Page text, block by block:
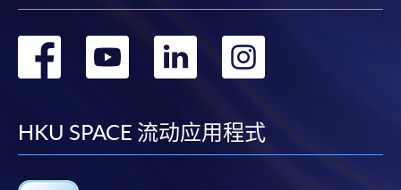
转
facebook
转
youtube
转
linkedin
转
HKU SPACE 流动应用程式